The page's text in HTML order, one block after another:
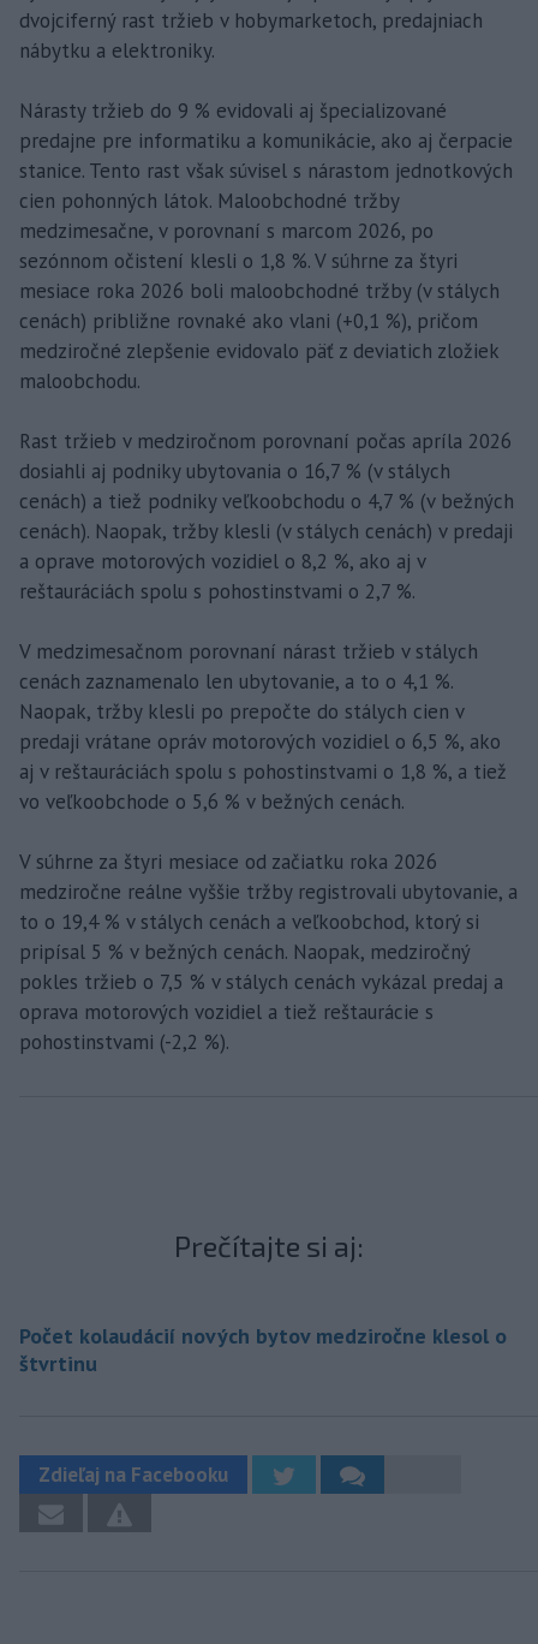
dvojciferný rast tržieb v hobymarketoch, predajniach
nábytku a elektroniky.
Nárasty tržieb do 9 % evidovali aj špecializované
predajne pre informatiku a komunikácie, ako aj čerpacie
stanice. Tento rast však súvisel s nárastom jednotkových
cien pohonných látok. Maloobchodné tržby
medzimesačne, v porovnaní s marcom 2026, po
sezónnom očistení klesli o 1,8 %. V súhrne za štyri
mesiace roka 2026 boli maloobchodné tržby (v stálych
cenách) približne rovnaké ako vlani (+0,1 %), pričom
medziročné zlepšenie evidovalo päť z deviatich zložiek
maloobchodu.
Rast tržieb v medziročnom porovnaní počas apríla 2026
dosiahli aj podniky ubytovania o 16,7 % (v stálych
cenách) a tiež podniky veľkoobchodu o 4,7 % (v bežných
cenách). Naopak, tržby klesli (v stálych cenách) v predaji
a oprave motorových vozidiel o 8,2 %, ako aj v
reštauráciách spolu s pohostinstvami o 2,7 %.
V medzimesačnom porovnaní nárast tržieb v stálych
cenách zaznamenalo len ubytovanie, a to o 4,1 %.
Naopak, tržby klesli po prepočte do stálych cien v
predaji vrátane opráv motorových vozidiel o 6,5 %, ako
aj v reštauráciách spolu s pohostinstvami o 1,8 %, a tiež
vo veľkoobchode o 5,6 % v bežných cenách.
V súhrne za štyri mesiace od začiatku roka 2026
medziročne reálne vyššie tržby registrovali ubytovanie, a
to o 19,4 % v stálych cenách a veľkoobchod, ktorý si
pripísal 5 % v bežných cenách. Naopak, medziročný
pokles tržieb o 7,5 % v stálych cenách vykázal predaj a
oprava motorových vozidiel a tiež reštaurácie s
pohostinstvami (-2,2 %).
Prečítajte si aj:
Počet kolaudácií nových bytov medziročne klesol o
štvrtinu
Zdieľaj na Facebooku